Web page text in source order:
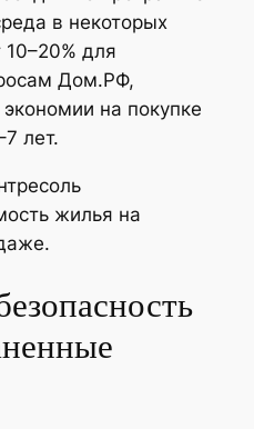
в некоторых
для
Дом.РФ,
на покупке
лет.
жилья на